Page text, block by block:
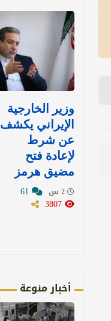
وزير الخارجية
الإيراني يكشف
عن شرط
لإعادة فتح
مضيق هرمز
أخبار منوعة